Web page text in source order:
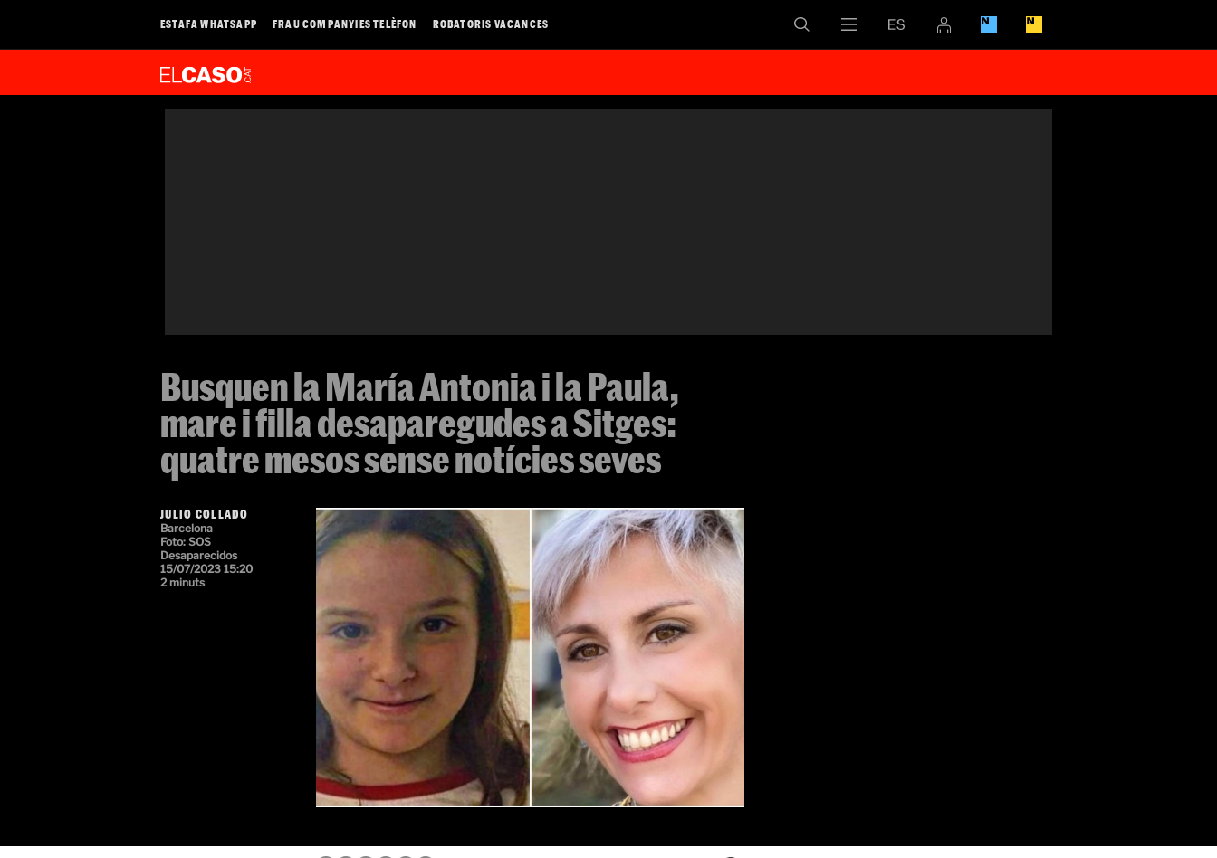
ESTAFA WHATSAPP FRAU COMPANYIES TELÈFON ROBATORIS VACANCES
Busquen la María Antonia i la Paula,
mare i filla desaparegudes a Sitges:
quatre mesos sense notícies seves
JULIO COLLADO
Barcelona
Foto: SOS
Desaparecidos
15/07/2023 15:20
2 minuts